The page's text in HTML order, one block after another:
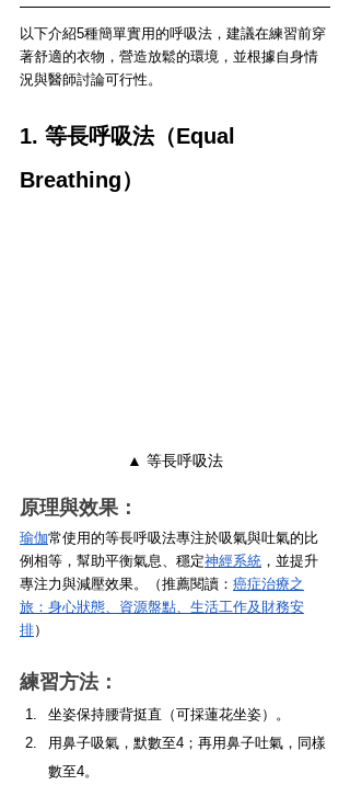
以下介紹5種簡單實用的呼吸法，建議在練習前穿
著舒適的衣物，營造放鬆的環境，並根據自身情
況與醫師討論可行性。
1. 等長呼吸法（Equal
Breathing）
▲ 等長呼吸法
原理與效果：
瑜伽常使用的等長呼吸法專注於吸氣與吐氣的比
例相等，幫助平衡氣息、穩定神經系統 ，並提升
專注力與減壓效果。（推薦閱讀： 癌症治療之
旅：身心狀態、資源盤點、生活工作及財務安
排）
練習方法：
坐姿保持腰背挺直（可採蓮花坐姿）。
用鼻子吸氣，默數至4；再用鼻子吐氣，同樣
數至4。